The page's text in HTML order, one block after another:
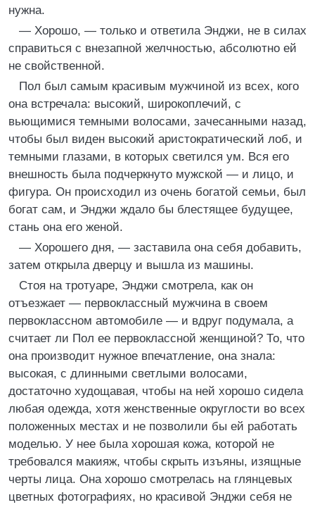
нужна.
— Хорошо, — только и ответила Энджи, не в силах
справиться с внезапной желчностью, абсолютно ей
не свойственной.
Пол был самым красивым мужчиной из всех, кого
она встречала: высокий, широкоплечий, с
вьющимися темными волосами, зачесанными назад,
чтобы был виден высокий аристократический лоб, и
темными глазами, в которых светился ум. Вся его
внешность была подчеркнуто мужской — и лицо, и
фигура. Он происходил из очень богатой семьи, был
богат сам, и Энджи ждало бы блестящее будущее,
стань она его женой.
— Хорошего дня, — заставила она себя добавить,
затем открыла дверцу и вышла из машины.
Стоя на тротуаре, Энджи смотрела, как он
отъезжает — первоклассный мужчина в своем
первоклассном автомобиле — и вдруг подумала, а
считает ли Пол ее первоклассной женщиной? То, что
она производит нужное впечатление, она знала:
высокая, с длинными светлыми волосами,
достаточно худощавая, чтобы на ней хорошо сидела
любая одежда, хотя женственные округлости во всех
положенных местах и не позволили бы ей работать
моделью. У нее была хорошая кожа, которой не
требовался макияж, чтобы скрыть изъяны, изящные
черты лица. Она хорошо смотрелась на глянцевых
цветных фотографиях, но красивой Энджи себя не